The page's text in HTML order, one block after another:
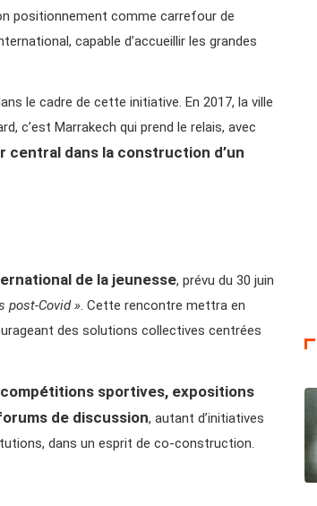
positionnement comme carrefour de
capable d’accueillir les grandes
le cadre de cette initiative. En 2017, la ville
c’est Marrakech qui prend le relais, avec
central dans la construction d’un
de la jeunesse, prévu du 30 juin
post-Covid ». Cette rencontre mettra en
des solutions collectives centrées
sportives, expositions
de discussion, autant d’initiatives
dans un esprit de co-construction.